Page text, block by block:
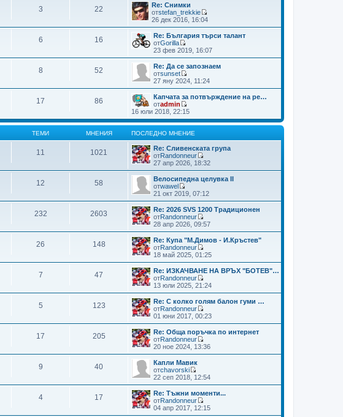
е
д
н
т
м
н
е
и
я
п
о
с
е
д
н
т
м
н
е
я
3 22
Re: Снимки
отstefan_trekkie
и
ж
п
о
с
е
д
н
т
н
и
я
26 дек 2016, 16:04
6 16
Re: България търси талант
отGorilla
В
и
ж
п
о
с
е
д
н
и
т
е
н
е
н
и
я
23 фев 2019, 16:07
8 52
Re: Да се запознаем
отsunset
В
и
ж
п
о
с
л
е
н
и
т
е
н
е
н
и
я
27 яну 2024, 11:24
17 86
Капчата за потвърждение на ре…
отadmin
В
и
ж
п
о
с
л
е
д
н
и
т
е
м
н
е
н
я
16 юли 2018, 22:15
ТЕМИ МНЕНИЯ ПОСЛЕДНО МНЕНИЕ
11 1021
Re: Сливенската група
отRandonneur
В
и
ж
п
о
с
л
е
д
н
т
м
н
е
и
я
27 апр 2026, 18:32
12 58
Велосипедна целувка II
отwawel
В
и
ж
п
о
с
л
е
д
н
т
е
м
н
е
н
и
я
21 окт 2019, 07:12
232 2603
Re: 2026 SVS 1200 Традиционен
отRandonneur
В
и
ж
п
о
с
л
е
д
н
т
м
н
е
и
я
28 апр 2026, 09:57
26 148
Re: Купа "М.Димов - И.Кръстев"
отRandonneur
В
и
ж
п
о
с
е
д
н
т
м
н
и
я
18 май 2025, 01:25
7 47
Re: ИЗКАЧВАНЕ НА ВРЪХ "БОТЕВ"…
отRandonneur
В
и
ж
п
о
с
е
д
н
м
н
е
и
13 юли 2025, 21:24
5 123
Re: С колко голям балон гуми …
отRandonneur
В
и
ж
п
о
с
д
н
т
м
01 юни 2017, 00:23
17 205
Re: Обща поръчка по интернет
отRandonneur
В
и
о
с
е
д
н
20 ное 2024, 13:36
9 40
Капли Мавик
отchavorski
В
и
ж
п
о
с
22 сеп 2018, 12:54
4 17
Re: Тъжни моменти...
отRandonneur
В
и
04 апр 2017, 12:15